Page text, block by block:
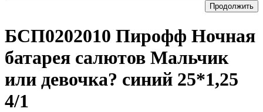
Продолжить
БСП0202010 Пирофф Ночная
батарея салютов Мальчик
или девочка? синий 25*1,25
4/1